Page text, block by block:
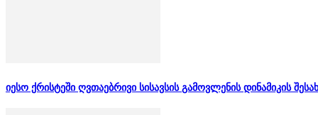
იესო ქრისტეში ღვთაებრივი სისავსის გამოვლენის დინამიკის